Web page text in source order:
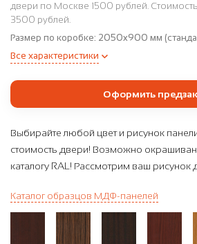
двери по Москве 1500 рублей.
3500 рублей.
Размер по коробке: 2050x900 мм
Все характеристики
Оформить
Выбирайте любой цвет и рисунок
стоимость двери! Возможно
каталогу RAL! Рассмотрим ваш
Каталог образцов МДФ-панелей